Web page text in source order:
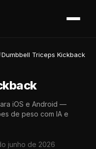
/Dumbbell Triceps Kickback
iOS e Android —
de peso com IA e
junho de 2026